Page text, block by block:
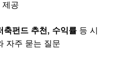
제공
축펀드 추천, 수익률 등 시
자주 묻는 질문